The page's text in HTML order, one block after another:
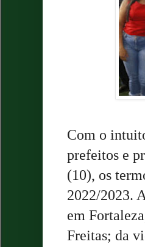
Com o
prefeitos e
(10), os
2022/2023.
em
Freitas; da